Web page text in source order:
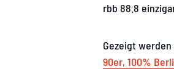
rbb 88.8
Gezeigt
90er, 100%